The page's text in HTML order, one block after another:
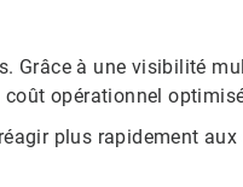
Grâce à une visibilité
opérationnel
plus rapidement